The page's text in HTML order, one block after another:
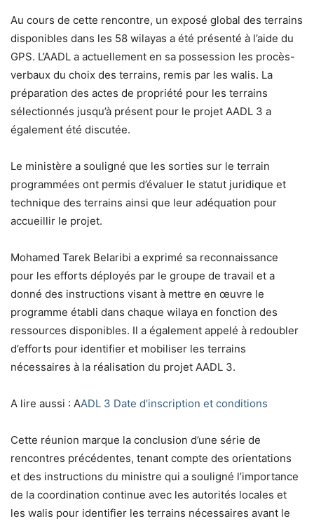
Au cours de cette rencontre, un exposé global des terrains
disponibles dans les 58 wilayas a été présenté à l’aide du
GPS. L’AADL a actuellement en sa possession les procès-
verbaux du choix des terrains, remis par les walis. La
préparation des actes de propriété pour les terrains
sélectionnés jusqu’à présent pour le projet AADL 3 a
également été discutée.
Le ministère a souligné que les sorties sur le terrain
programmées ont permis d’évaluer le statut juridique et
technique des terrains ainsi que leur adéquation pour
accueillir le projet.
Mohamed Tarek Belaribi a exprimé sa reconnaissance
pour les efforts déployés par le groupe de travail et a
donné des instructions visant à mettre en œuvre le
programme établi dans chaque wilaya en fonction des
ressources disponibles. Il a également appelé à redoubler
d’efforts pour identifier et mobiliser les terrains
nécessaires à la réalisation du projet AADL 3.
A lire aussi : AADL 3 Date d’inscription et conditions
Cette réunion marque la conclusion d’une série de
rencontres précédentes, tenant compte des orientations
et des instructions du ministre qui a souligné l’importance
de la coordination continue avec les autorités locales et
les walis pour identifier les terrains nécessaires avant le